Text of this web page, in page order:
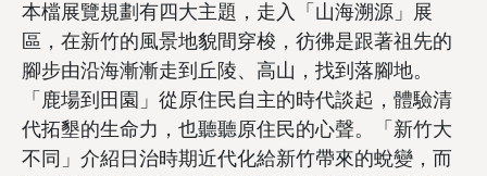
本檔展覽規劃有四大主題，走入「山海溯源」展
區，在新竹的風景地貌間穿梭，彷彿是跟著祖先的
腳步由沿海漸漸走到丘陵、高山，找到落腳地。
「鹿場到田園」從原住民自主的時代談起，體驗清
代拓墾的生命力，也聽聽原住民的心聲。「新竹大
不同」介紹日治時期近代化給新竹帶來的蛻變，而